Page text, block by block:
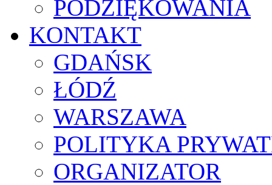
PODZIĘKOWANIA
KONTAKT
GDAŃSK
ŁÓDŹ
WARSZAWA
POLITYKA
ORGANIZATOR